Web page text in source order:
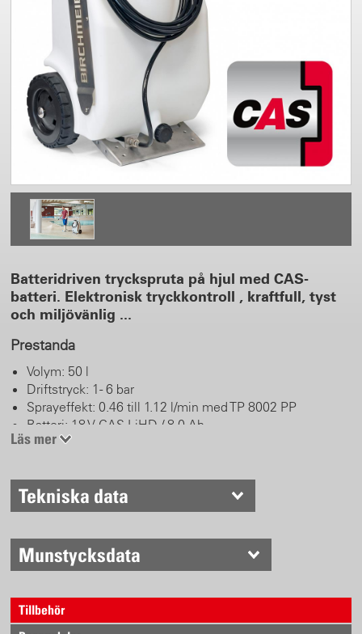
Batteridriven tryckspruta på hjul med CAS-
batteri. Elektronisk tryckkontroll , kraftfull, tyst
och miljövänlig ...
Prestanda
Volym: 50 l
Driftstryck: 1 - 6 bar
Sprayeffekt: 0.46 till 1.12 l/min med TP 8002 PP
Batteri: 18 V CAS LiHD / 8.0 Ah
Spraytid: upp till 22 timmar eller upp till 620 l per
Laddtid < 160 min
Kemikaliebeständiga FKM (Viton) tätningar, mässingsfria
Handventil i plast med ventilstift i rostfritt stål
Flatstrålemunstycke TPU 8002 PP/li>
Kraftiga hjul
Läs mer
Tekniska data
Munstycksdata
Tillbehör